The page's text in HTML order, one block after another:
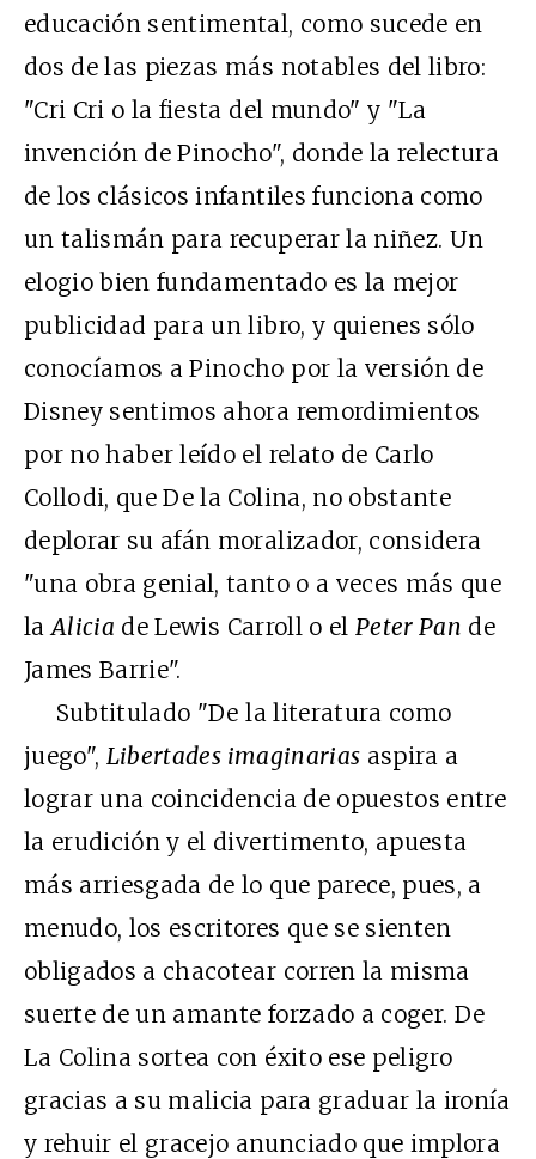
educación sentimental, como sucede en
dos de las piezas más notables del libro:
"Cri Cri o la fiesta del mundo" y "La
invención de Pinocho", donde la relectura
de los clásicos infantiles funciona como
un talismán para recuperar la niñez. Un
elogio bien fundamentado es la mejor
publicidad para un libro, y quienes sólo
conocíamos a Pinocho por la versión de
Disney sentimos ahora remordimientos
por no haber leído el relato de Carlo
Collodi, que De la Colina, no obstante
deplorar su afán moralizador, considera
"una obra genial, tanto o a veces más que
laAlicia de Lewis Carroll o el Peter Pan de
James Barrie".
Subtitulado "De la literatura como
juego", Libertades imaginarias aspira a
lograr una coincidencia de opuestos entre
la erudición y el divertimento, apuesta
más arriesgada de lo que parece, pues, a
menudo, los escritores que se sienten
obligados a chacotear corren la misma
suerte de un amante forzado a coger. De
La Colina sortea con éxito ese peligro
gracias a su malicia para graduar la ironía
y rehuir el gracejo anunciado que implora